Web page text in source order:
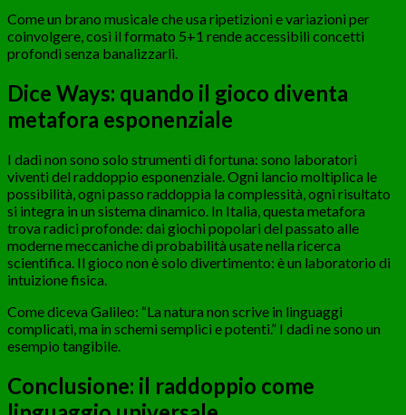
Come un brano musicale che usa ripetizioni e variazioni per
coinvolgere, così il formato 5+1 rende accessibili concetti
profondi senza banalizzarli.
Dice Ways: quando il gioco diventa
metafora esponenziale
I dadi non sono solo strumenti di fortuna: sono laboratori
viventi del raddoppio esponenziale. Ogni lancio moltiplica le
possibilità, ogni passo raddoppia la complessità, ogni risultato
si integra in un sistema dinamico. In Italia, questa metafora
trova radici profonde: dai giochi popolari del passato alle
moderne meccaniche di probabilità usate nella ricerca
scientifica. Il gioco non è solo divertimento: è un laboratorio di
intuizione fisica.
Come diceva Galileo: “La natura non scrive in linguaggi
complicati, ma in schemi semplici e potenti.” I dadi ne sono un
esempio tangibile.
Conclusione: il raddoppio come